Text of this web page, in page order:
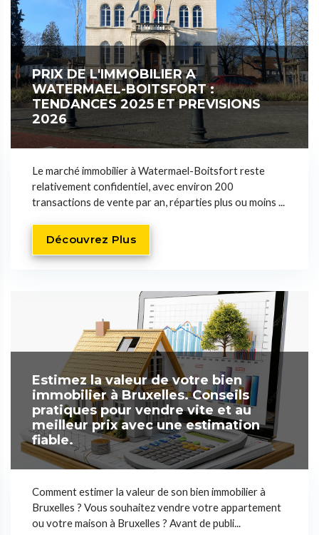
PRIX DE L'IMMOBILIER A
WATERMAEL-BOITSFORT :
TENDANCES 2025 ET PREVISIONS
2026
Le marché immobilier à Watermael-Boitsfort reste
relativement confidentiel, avec environ 200
transactions de vente par an, réparties plus ou moins ...
Découvrez Plus
Estimez la valeur de votre bien
immobilier à Bruxelles. Conseils
pratiques pour vendre vite et au
meilleur prix avec une estimation
fiable.
Comment estimer la valeur de son bien immobilier à
Bruxelles ? Vous souhaitez vendre votre appartement
ou votre maison à Bruxelles ? Avant de publi...